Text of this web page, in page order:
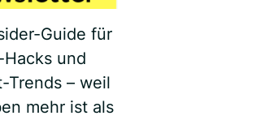
Guide für
und
Trends – weil
mehr ist als